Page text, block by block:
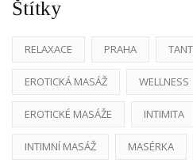
Štítky
RELAXACE PRAHA
EROTICKÁ MASÁŽ WELLNESS
EROTICKÉ MASÁŽE INTIMITA
INTIMNÍ MASÁŽ MASÉRKA